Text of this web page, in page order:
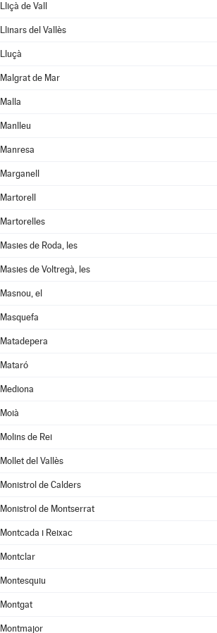
Lliçà de Vall
Llinars del Vallès
Lluçà
Malgrat de Mar
Malla
Manlleu
Manresa
Marganell
Martorell
Martorelles
Masies de Roda, les
Masies de Voltregà, les
Masnou, el
Masquefa
Matadepera
Mataró
Mediona
Moià
Molins de Rei
Mollet del Vallès
Monistrol de Calders
Monistrol de Montserrat
Montcada i Reixac
Montclar
Montesquiu
Montgat
Montmajor